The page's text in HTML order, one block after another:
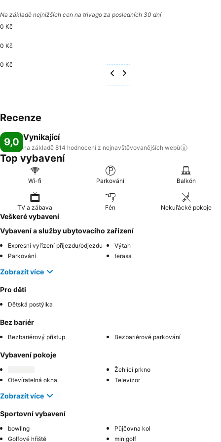
Na základě nejnižších cen na trivago za posledních 30 dní
0 Kč
0 Kč
0 Kč
Recenze
9,0 Vynikající
na základě 814 hodnocení z nejnavštěvovanějších webů
Top vybavení
Wi-fi Parkování Balkón
TV a zábava Fén Nekuřácké pokoje
Veškeré vybavení
Vybavení a služby ubytovacího zařízení
Expresní vyřízení příjezdu/odjezdu
Výtah
Parkování
terasa
Zobrazít více
Pro děti
Dětská postýlka
Bez bariér
Bezbariérový přístup Bezbariérové parkování
Vybavení pokoje
Žehlící prkno
Otevíratelná okna
Televizor
Zobrazít více
Sportovní vybavení
bowling
Půjčovna kol
Golfové hřiště
minigolf